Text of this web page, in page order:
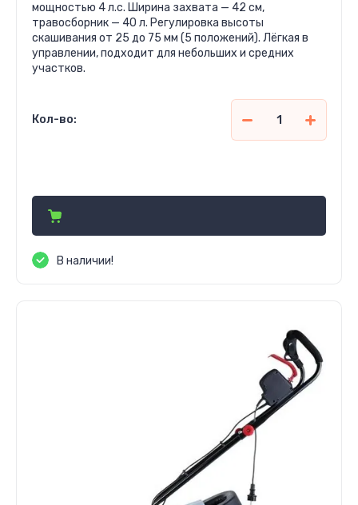
мощностью 4 л.с. Ширина захвата — 42 см,
травосборник — 40 л. Регулировка высоты
скашивания от 25 до 75 мм (5 положений). Лёгкая в
управлении, подходит для небольших и средних
участков.
Кол-во:
В наличии!